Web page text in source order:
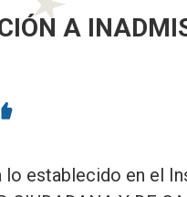
A
establecido en el